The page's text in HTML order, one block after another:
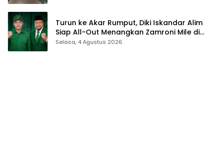
Turun ke Akar Rumput, Diki Iskandar Alim
Siap All-Out Menangkan Zamroni Mile di
Pilkada Bone Bolango
Selasa, 4 Agustus 2026